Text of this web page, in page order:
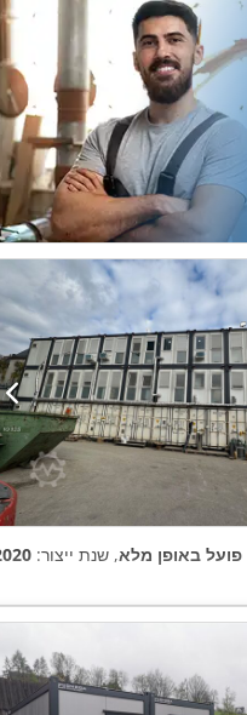
פועל באופן מלא, שנת ייצור: